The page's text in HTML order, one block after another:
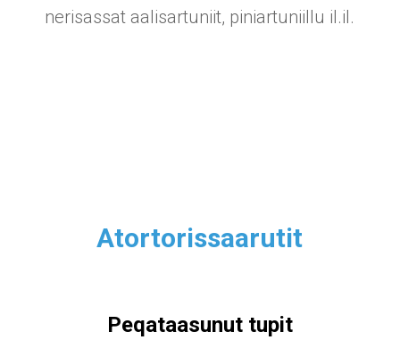
nerisassat aalisartuniit, piniartuniillu il.il.
Atortorissaarutit
Peqataasunut tupit